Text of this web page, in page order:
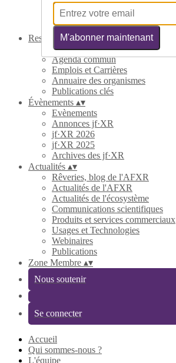
Contribuer
Statuts
Nous contacter
Ressources▴▾
Annuaires
Agenda commun
Emplois et Carrières
Annuaire des organismes
Publications clés
Évènements ▴▾
Evènements
Annonces jf·XR
jf·XR 2026
jf·XR 2025
Archives des jf·XR
Actualités ▴▾
Rêveries, blog de l'AFXR
Actualités de l'AFXR
Actualités de l'écosystème
Communications scientifiques
Produits et services commerciaux
Usages et Technologies
Webinaires
Publications
Zone Membre ▴▾
Nous soutenir
Se connecter
Accueil
Qui sommes-nous ?
L'équipe
M'abonner maintenant